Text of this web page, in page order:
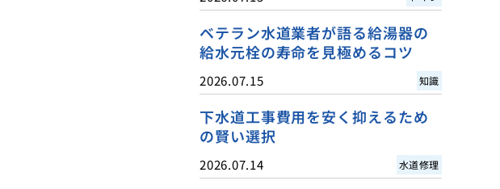
ベテラン水道業者が語る給湯器の
給水元栓の寿命を見極めるコツ
2026.07.15 知識
下水道工事費用を安く抑えるため
の賢い選択
2026.07.14 水道修理